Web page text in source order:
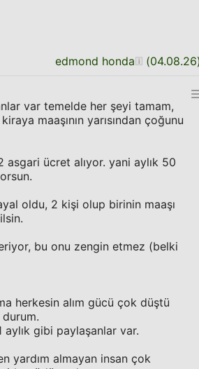
edmond honda (04.08.26
var temelde her şeyi tamam,
maaşının yarısından çoğunu
asgari ücret alıyor. yani aylık 50
oldu, 2 kişi olup birinin maaşı
bu onu zengin etmez (belki
herkesin alım gücü çok düştü
gibi paylaşanlar var.
yardım almayan insan çok